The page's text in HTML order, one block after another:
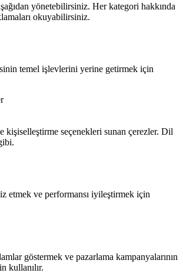
yönetebilirsiniz. Her kategori hakkında
okuyabilirsiniz.
temel işlevlerini yerine getirmek için
kişiselleştirme seçenekleri sunan çerezler. Dil
etmek ve performansı iyileştirmek için
göstermek ve pazarlama kampanyalarının
kullanılır.